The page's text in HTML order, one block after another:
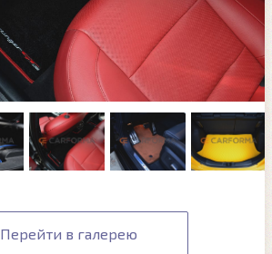
Перейти в галерею